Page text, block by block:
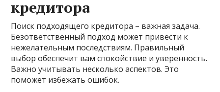
кредитора
Поиск подходящего кредитора – важная задача.
Безответственный подход может привести к
нежелательным последствиям. Правильный
выбор обеспечит вам спокойствие и уверенность.
Важно учитывать несколько аспектов. Это
поможет избежать ошибок.